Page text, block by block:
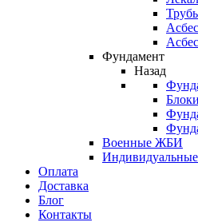
Фундамент
Назад
Военные ЖБИ
Оплата
Доставка
Блог
Контакты